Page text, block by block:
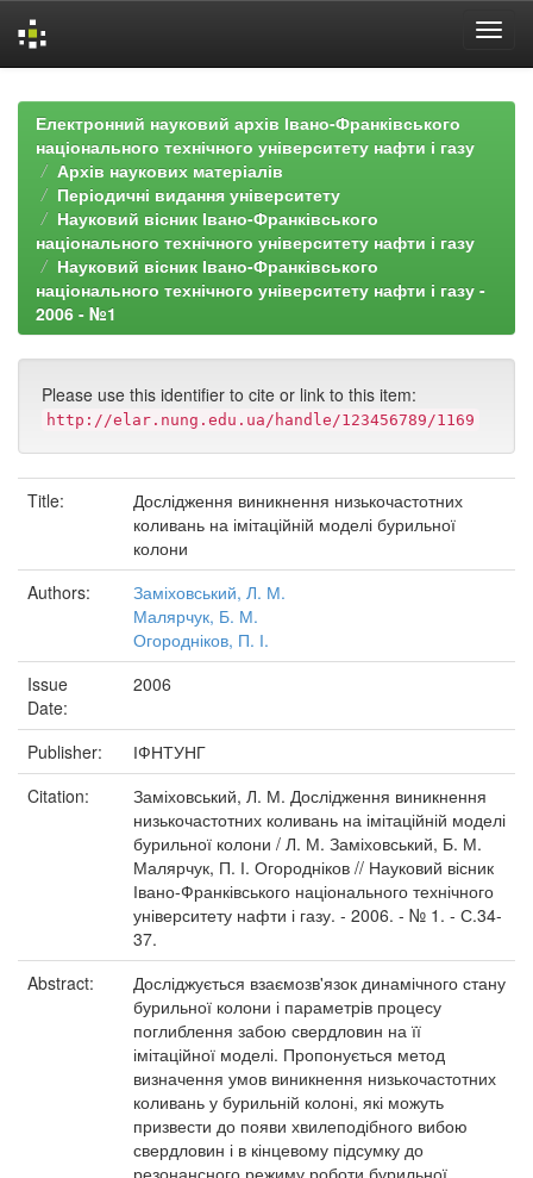
navigationЕлектронний науковий архів Івано-Франківського
національного технічного університету нафти і газу
Архів наукових матеріалів
Періодичні видання університету
Науковий вісник Івано-Франківського
національного технічного університету нафти і газу
Науковий вісник Івано-Франківського
національного технічного університету нафти і газу -
2006 - №1
Please use this identifier to cite or link to this item:
http://elar.nung.edu.ua/handle/123456789/1169
Title:
Дослідження виникнення низькочастотних
коливань на імітаційній моделі бурильної
колони
Authors:
Заміховський, Л. М.
Малярчук, Б. М.
Огородніков, П. І.
Issue
Date:
2006
Publisher:
ІФНТУНГ
Citation:
Заміховський, Л. М. Дослідження виникнення
низькочастотних коливань на імітаційній моделі
бурильної колони / Л. М. Заміховський, Б. М.
Малярчук, П. І. Огородніков // Науковий вісник
Івано-Франківського національного технічного
університету нафти і газу. - 2006. - № 1. - С.34-
37.
Abstract:
Досліджується взаємозв'язок динамічного стану
бурильної колони і параметрів процесу
поглиблення забою свердловин на її
імітаційної моделі. Пропонується метод
визначення умов виникнення низькочастотних
коливань у бурильній колоні, які можуть
призвести до появи хвилеподібного вибою
свердловин і в кінцевому підсумку до
резонансного режиму роботи бурильної